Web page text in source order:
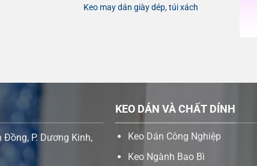
Keo may dán giày dép, túi xách
P. Dương Kinh,
KEO DÁN VÀ CHẤT DÍNH
Keo Dán Công Nghiệp
Keo Ngành Bao Bì